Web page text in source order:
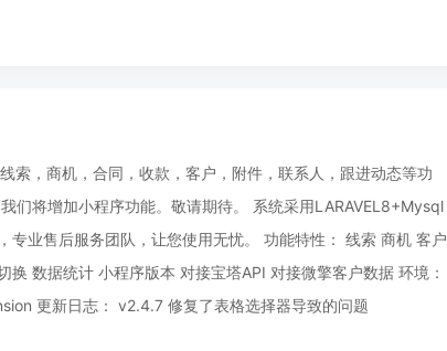
索，商机，合同，收款，客户，附件，联系人，跟进动态等功
们将增加小程序功能。敬请期待。 系统采用LARAVEL8+Mysql
业售后服务团队，让您使用无忧。 功能特性： 线索 商机 客户
数据统计 小程序版本 对接宝塔API 对接微擎客户数据 环境：
更新日志： v2.4.7 修复了表格选择器导致的问题